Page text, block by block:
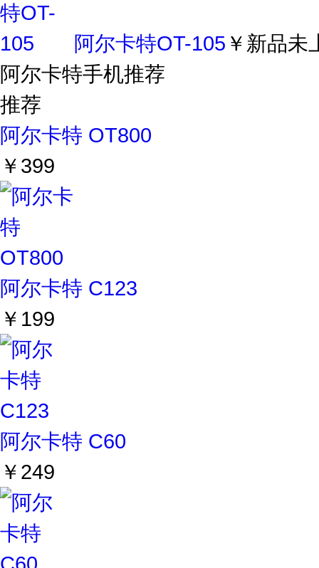
阿尔卡特OT-105 ￥新品未
阿尔卡特手机推荐
推荐
阿尔卡特 OT800
￥399
阿尔卡特 C123
￥199
阿尔卡特 C60
￥249